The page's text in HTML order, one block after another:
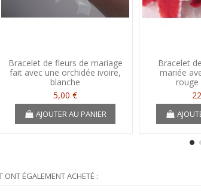
Bracelet de fleurs de mariage
fait avec une orchidée ivoire,
blanche
5,00 €
AJOUTER AU PANIER
Bracelet
mariée
rouge
ONT ÉGALEMENT ACHETÉ :